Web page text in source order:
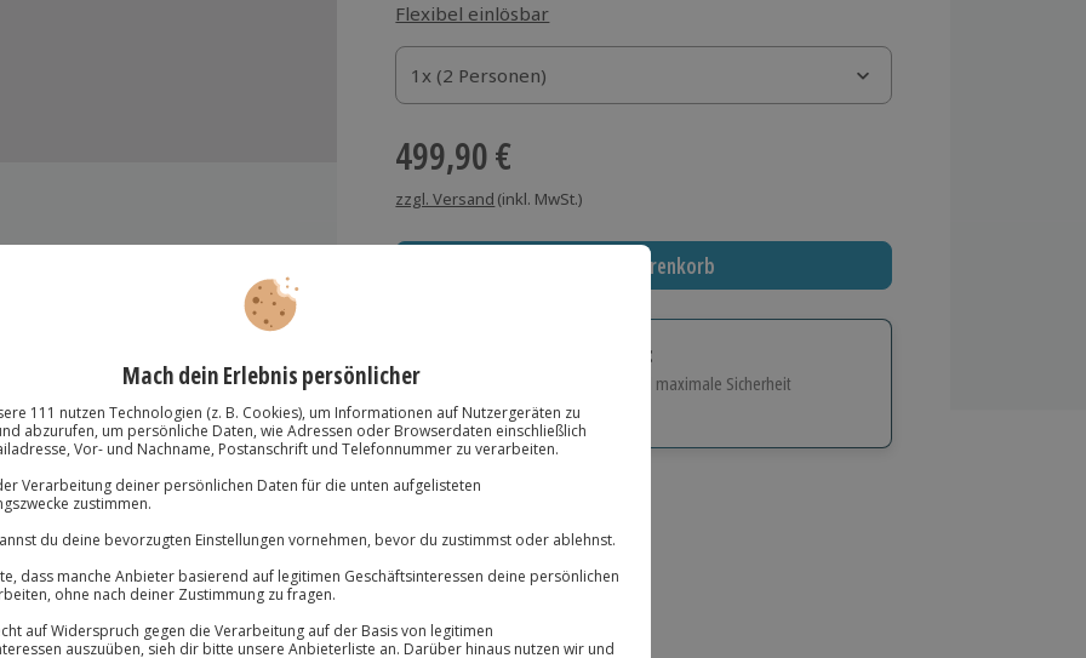
Flexibel einlösbar
1x (2 Personen)
1x (2 Personen)
1x (2 Personen)
499,90 €
zzgl. Versand (inkl. MwSt.)
In den Warenkorb
Immer das richtige Geschenk:
Große Auswahl, volle Flexibilität und maximale Sicherheit
Große Auswahl
Volle Flexibilität
Maximale Sicherheit
10 Jahre gültig & verlängerbar.
Flag Zürich
und übernachtet zwei Nächte
Zürich. In diesem Boutique-